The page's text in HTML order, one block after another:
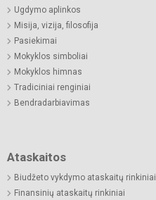
Ugdymo aplinkos
Misija, vizija, filosofija
Pasiekimai
Mokyklos simboliai
Mokyklos himnas
Tradiciniai renginiai
Bendradarbiavimas
Ataskaitos
Biudžeto vykdymo ataskaitų rinkiniai
Finansinių ataskaitų rinkiniai